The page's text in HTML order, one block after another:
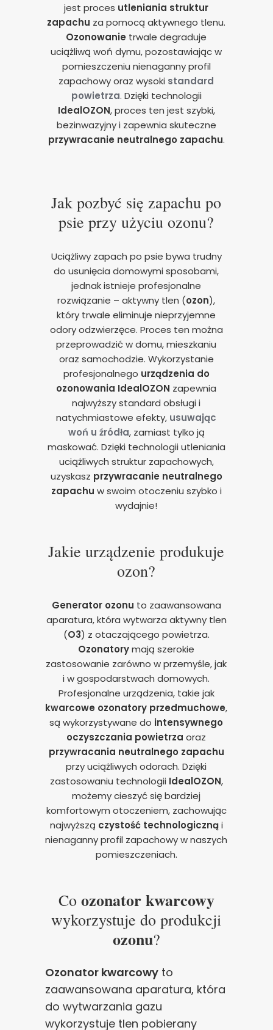
jest proces utleniania struktur
zapachu za pomocą aktywnego tlenu.
Ozonowanie trwale degraduje
uciążliwą woń dymu, pozostawiając w
pomieszczeniu nienaganny profil
zapachowy oraz wysoki standard
powietrza. Dzięki technologii
IdealOZON, proces ten jest szybki,
bezinwazyjny i zapewnia skuteczne
przywracanie neutralnego zapachu.
Jak pozbyć się zapachu po
psie przy użyciu ozonu?
Uciążliwy zapach po psie bywa trudny
do usunięcia domowymi sposobami,
jednak istnieje profesjonalne
rozwiązanie – aktywny tlen (ozon),
który trwale eliminuje nieprzyjemne
odory odzwierzęce. Proces ten można
przeprowadzić w domu, mieszkaniu
oraz samochodzie. Wykorzystanie
profesjonalnego urządzenia do
ozonowania IdealOZON zapewnia
najwyższy standard obsługi i
natychmiastowe efekty, usuwając
woń u źródła, zamiast tylko ją
maskować. Dzięki technologii utleniania
uciążliwych struktur zapachowych,
uzyskasz przywracanie neutralnego
zapachu w swoim otoczeniu szybko i
wydajnie!
Jakie urządzenie produkuje
ozon?
Generator ozonu to zaawansowana
aparatura, która wytwarza aktywny tlen
(O3) z otaczającego powietrza.
Ozonatorymają szerokie
zastosowanie zarówno w przemyśle, jak
i w gospodarstwach domowych.
Profesjonalne urządzenia, takie jak
kwarcowe ozonatory przedmuchowe,
są wykorzystywane do intensywnego
oczyszczania powietrza oraz
przywracania neutralnego zapachu
przy uciążliwych odorach. Dzięki
zastosowaniu technologii IdealOZON,
możemy cieszyć się bardziej
komfortowym otoczeniem, zachowując
najwyższą czystość technologicznąi
nienaganny profil zapachowy w naszych
pomieszczeniach.
Co ozonator kwarcowy
wykorzystuje do produkcji
ozonu?
Ozonator kwarcowy to
zaawansowana aparatura, która
do wytwarzania gazu
wykorzystuje tlen pobierany